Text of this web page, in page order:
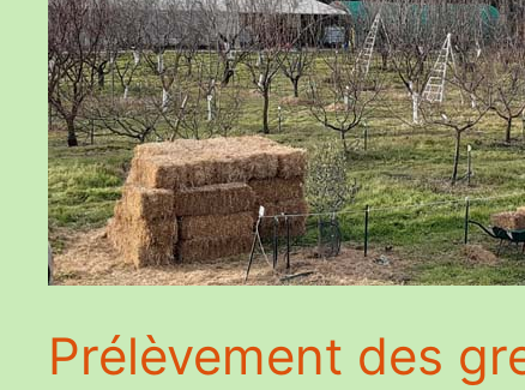
Prélèvement des